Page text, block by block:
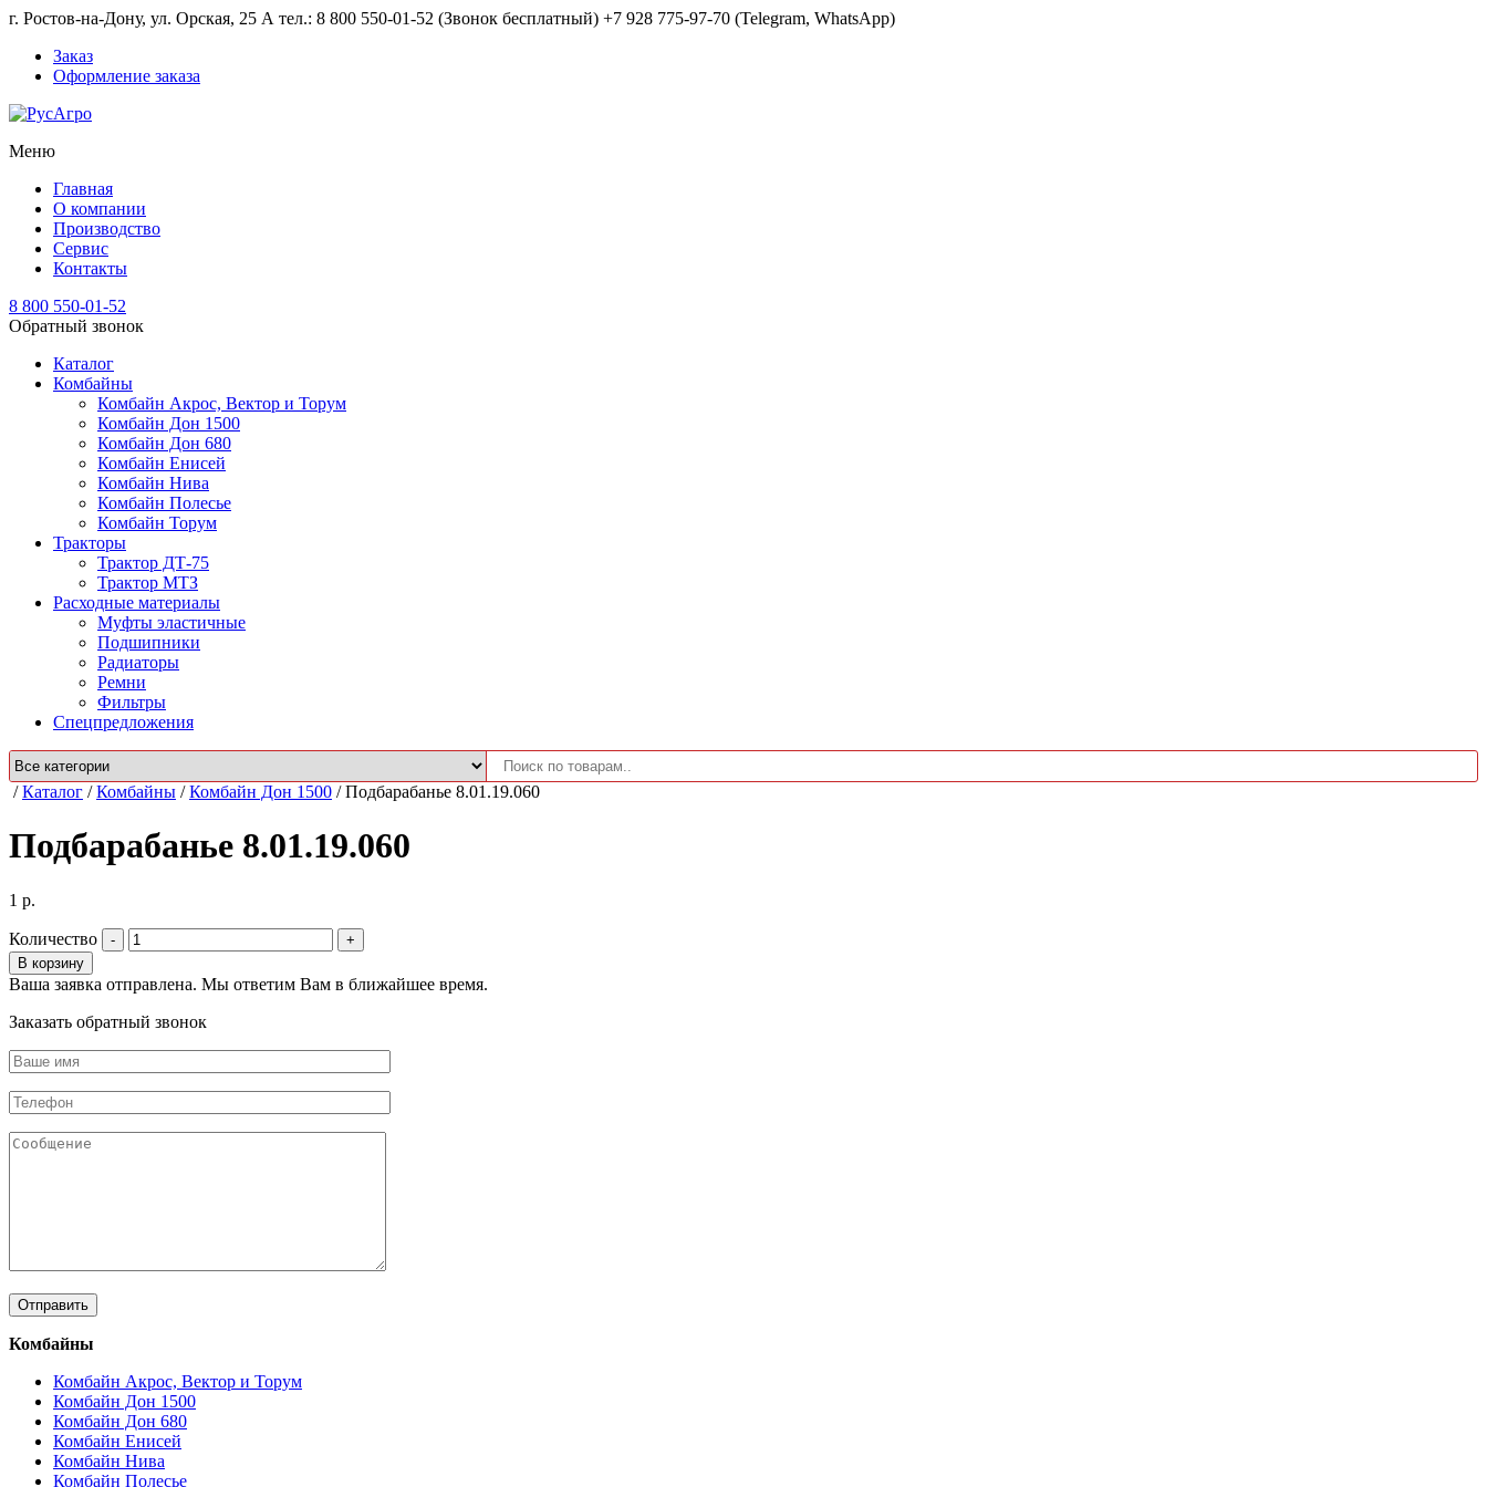
г. Ростов-на-Дону, ул. Орская, 25 А тел.: 8 800 550-01-52 (Звонок бесплатный) +7 928 775-97-70 (Telegram, WhatsApp)
Заказ
Оформление заказа
Меню
Главная
О компании
Производство
Сервис
Контакты
8 800 550-01-52
Обратный звонок
Каталог
Комбайны
Комбайн Акрос, Вектор и Торум
Комбайн Дон 1500
Комбайн Дон 680
Комбайн Енисей
Комбайн Нива
Комбайн Полесье
Комбайн Торум
Тракторы
Трактор ДТ-75
Трактор МТЗ
Расходные материалы
Муфты эластичные
Подшипники
Радиаторы
Ремни
Фильтры
Спецпредложения
/Каталог /Комбайны /Комбайн Дон 1500 /Подбарабанье 8.01.19.060
Подбарабанье 8.01.19.060
1 р.
Количество
В корзину
Ваша заявка отправлена. Мы ответим Вам в ближайшее время.
Заказать обратный звонок
Комбайны
Комбайн Акрос, Вектор и Торум
Комбайн Дон 1500
Комбайн Дон 680
Комбайн Енисей
Комбайн Нива
Комбайн Полесье